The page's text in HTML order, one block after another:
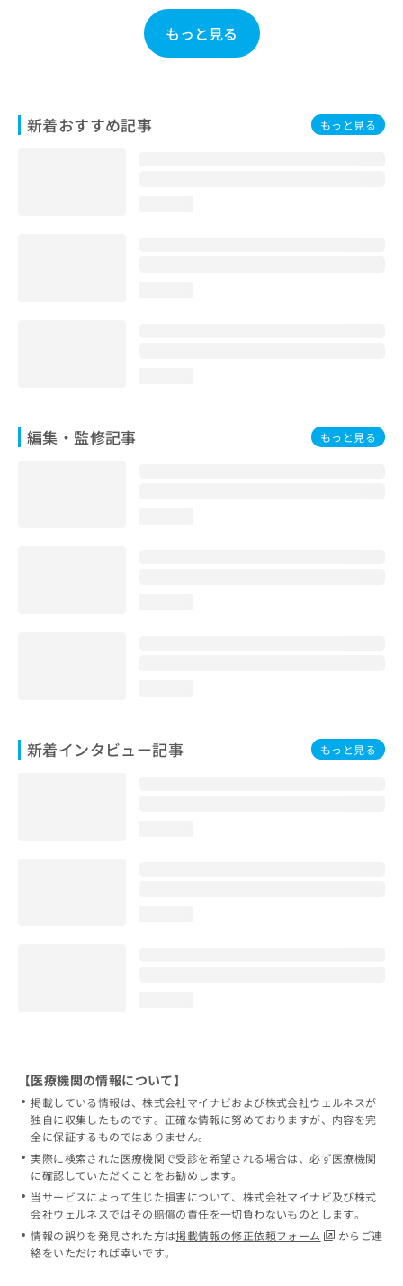
もっと見る
新着おすすめ記事 もっと見る
編集・監修記事 もっと見る
新着インタビュー記事 もっと見る
は
こ
【医療機関の情報について】
掲載している情報は、株式会社マイナビおよび株式会社ウェルネスが
独自に収集したものです。正確な情報に努めておりますが、内容を完
全に保証するものではありません。
実際に検索された医療機関で受診を希望される場合は、必ず医療機関
に確認していただくことをお勧めします。
当サービスによって生じた損害について、株式会社マイナビ及び株式
会社ウェルネスではその賠償の責任を一切負わないものとします。
情報の誤りを発見された方は掲載情報の修正依頼フォーム
からご連
絡をいただければ幸いです。